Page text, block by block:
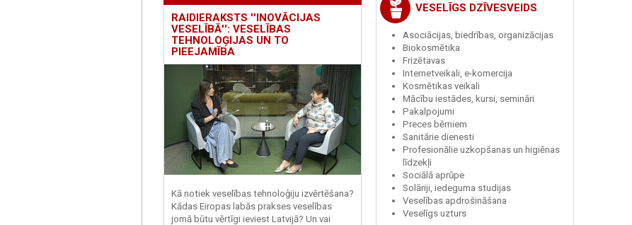
RAIDIERAKSTS ''INOVĀCIJAS
VESELĪBĀ'': VESELĪBAS
TEHNOLOĢIJAS UN TO
PIEEJAMĪBA
Kā notiek veselības tehnoloģiju izvērtēšana?
Kādas Eiropas labās prakses veselības
jomā būtu vērtīgi ieviest Latvijā? Un vai
VESELĪGS DZĪVESVEIDS
Asociācijas, biedrības, organizācijas
Biokosmētika
Frizētavas
Internetveikali, e-komercija
Kosmētikas veikali
Mācību iestādes, kursi, semināri
Pakalpojumi
Preces bērniem
Sanitārie dienesti
Profesionālie uzkopšanas un higiēnas
līdzekļi
Sociālā aprūpe
Solāriji, iedeguma studijas
Veselības apdrošināšana
Veselīgs uzturs